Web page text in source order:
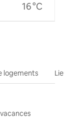
16 °C
logements